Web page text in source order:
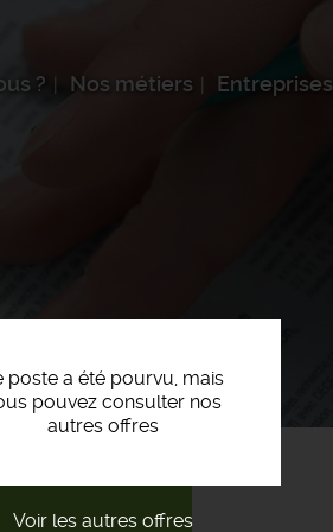
? Nos métiers Entreprises
poste a été pourvu, mais
pouvez consulter nos
autres offres
Voir les autres offres
F/H